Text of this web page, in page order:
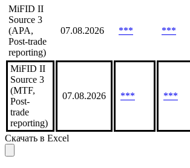
MiFID II
Source 3
(APA,
Post-trade
reporting)
07.08.2026 *** ***
MiFID II
Source 3
(MTF,
Post-
trade
reporting)
07.08.2026 *** ***
Скачать в Excel